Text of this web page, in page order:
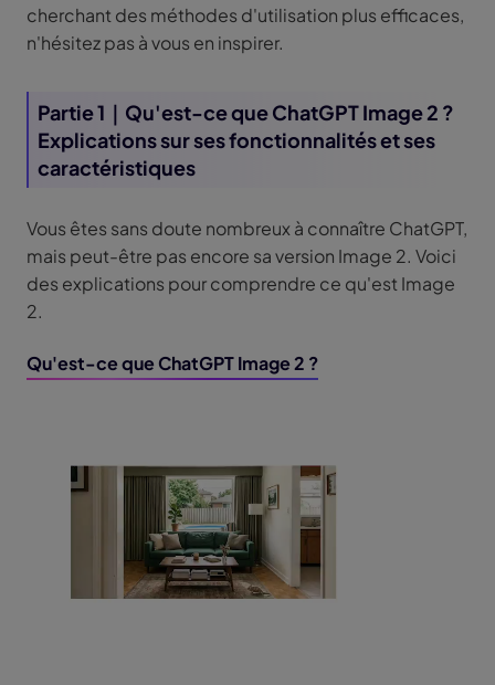
cherchant des méthodes d'utilisation plus efficaces,
n'hésitez pas à vous en inspirer.
Partie 1｜Qu'est-ce que ChatGPT Image 2 ?
Explications sur ses fonctionnalités et ses
caractéristiques
Vous êtes sans doute nombreux à connaître ChatGPT,
mais peut-être pas encore sa version Image 2. Voici
des explications pour comprendre ce qu'est Image
2.
Qu'est-ce que ChatGPT Image 2 ?